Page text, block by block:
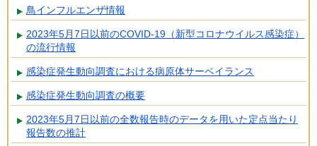
鳥インフルエンザ情報
2023年5月7日以前のCOVID-19（新型コロナウイルス感染症）
の流行情報
感染症発生動向調査における病原体サーベイランス
感染症発生動向調査の概要
2023年5月7日以前の全数報告時のデータを用いた定点当たり
報告数の推計